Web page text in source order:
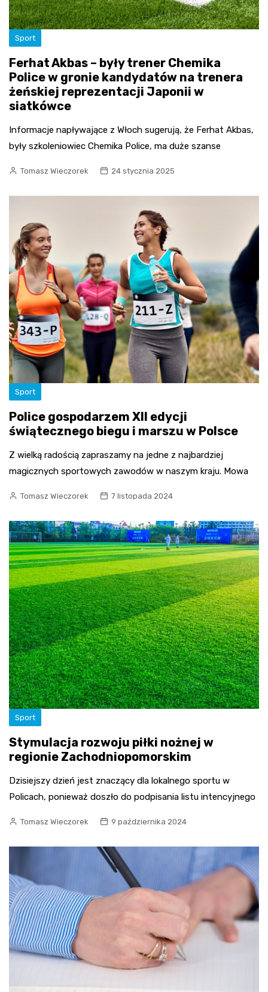
Sport
Ferhat Akbas – były trener Chemika
Police w gronie kandydatów na trenera
żeńskiej reprezentacji Japonii w
siatkówce
Informacje napływające z Włoch sugerują, że Ferhat Akbas,
były szkoleniowiec Chemika Police, ma duże szanse
Tomasz Wieczorek 24 stycznia 2025
Sport
Police gospodarzem XII edycji
świątecznego biegu i marszu w Polsce
Z wielką radością zapraszamy na jedne z najbardziej
magicznych sportowych zawodów w naszym kraju. Mowa
Tomasz Wieczorek 7 listopada 2024
Sport
Stymulacja rozwoju piłki nożnej w
regionie Zachodniopomorskim
Dzisiejszy dzień jest znaczący dla lokalnego sportu w
Policach, ponieważ doszło do podpisania listu intencyjnego
Tomasz Wieczorek 9 października 2024